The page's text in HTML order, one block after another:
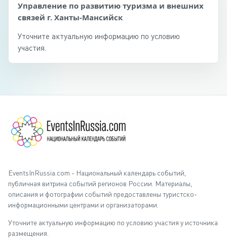
Управление по развитию туризма и внешних
связей г. Ханты-Мансийск
Уточните актуальную информацию по условию
участия.
EventsInRussia.com - Национальный календарь событий,
публичная витрина событий регионов России. Материалы,
описания и фотографии событий предоставлены туристско-
информационными центрами и организаторами.
Уточните актуальную информацию по условию участия у источника
размещения.